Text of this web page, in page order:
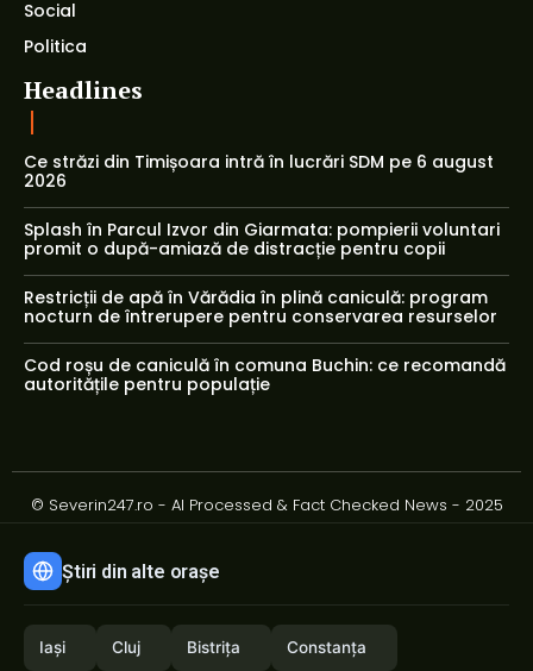
Social
Politica
Headlines
Ce străzi din Timișoara intră în lucrări SDM pe 6 august
2026
Splash în Parcul Izvor din Giarmata: pompierii voluntari
promit o după-amiază de distracție pentru copii
Restricții de apă în Vărădia în plină caniculă: program
nocturn de întrerupere pentru conservarea resurselor
Cod roșu de caniculă în comuna Buchin: ce recomandă
autoritățile pentru populație
© Severin247.ro - AI Processed & Fact Checked News - 2025
Știri din alte orașe
Iași Cluj Bistrița Constanța